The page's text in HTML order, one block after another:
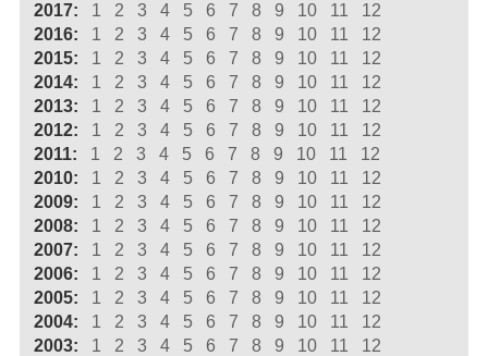
2017:
1 2 3 4 5 6 7 8 9 10 11
12
2016:
1 2 3 4 5 6 7 8 9 10 11
12
2015:
1 2 3 4 5 6 7 8 9 10 11
12
2014:
1 2 3 4 5 6 7 8 9 10 11
12
2013:
1 2 3 4 5 6 7 8 9 10 11
12
2012:
1 2 3 4 5 6 7 8 9 10 11
12
2011:
1 2 3 4 5 6 7 8 9 10 11
12
2010:
1 2 3 4 5 6 7 8 9 10 11
12
2009:
1 2 3 4 5 6 7 8 9 10 11
12
2008:
1 2 3 4 5 6 7 8 9 10 11
12
2007:
1 2 3 4 5 6 7 8 9 10 11
12
2006:
1 2 3 4 5 6 7 8 9 10 11
12
2005:
1 2 3 4 5 6 7 8 9 10 11
12
2004:
1 2 3 4 5 6 7 8 9 10 11
12
2003:
1 2 3 4 5 6 7 8 9 10 11
12